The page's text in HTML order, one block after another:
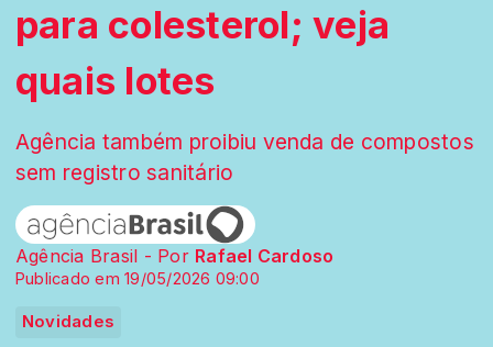
para colesterol; veja
quais lotes
Agência também proibiu venda de compostos
sem registro sanitário
Agência Brasil - Por Rafael Cardoso
Publicado em 19/05/2026 09:00
Novidades